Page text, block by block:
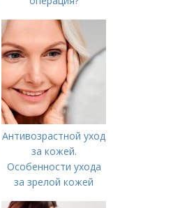
Антивозрастной уход
за кожей.
Особенности ухода
за зрелой кожей